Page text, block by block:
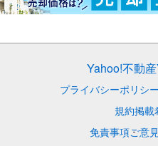
Yahoo!不動産
プライバシーポリシー
規約掲載
免責事項ご意